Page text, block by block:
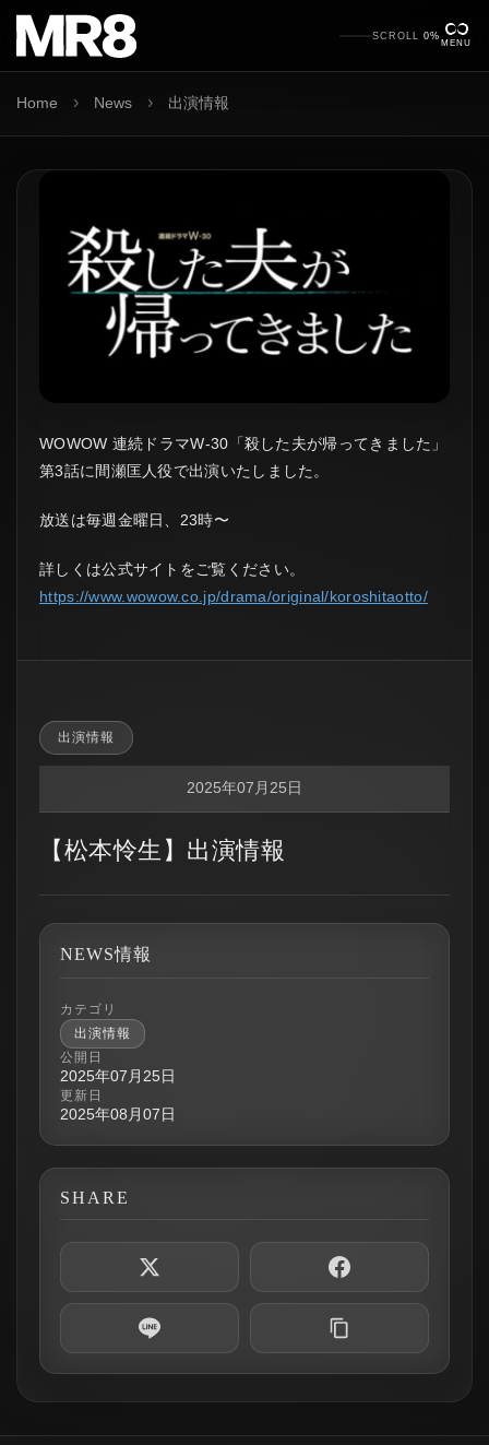
SCROLL 0%
MENU
Home › News › 出演情報
WOWOW 連続ドラマW-30「殺した夫が帰ってきました」
第3話に間瀬匡人役で出演いたしました。
放送は毎週金曜日、23時〜
詳しくは公式サイトをご覧ください。
https://www.wowow.co.jp/drama/original/koroshitaotto/
出演情報
2025年07月25日
【松本怜生】出演情報
NEWS情報
カテゴリ
出演情報
公開日
2025年07月25日
更新日
2025年08月07日
SHARE